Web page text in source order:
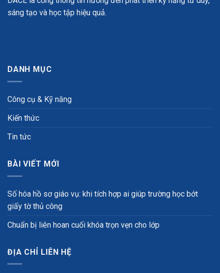
sáng tạo và học tập hiệu quả.
DANH MỤC
Công cụ & Kỹ năng
Kiến thức
Tin tức
BÀI VIẾT MỚI
Số hóa hồ sơ giáo vụ: khi tích hợp ai giúp trường học bớt
giấy tờ thủ công
Chuẩn bị liên hoan cuối khóa trọn vẹn cho lớp
ĐỊA CHỈ LIÊN HỆ